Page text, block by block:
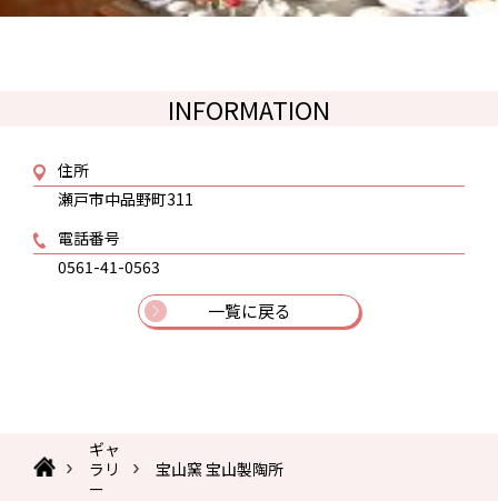
INFORMATION
住所
瀬戸市中品野町311
電話番号
0561-41-0563
一覧に戻る
ギャ
ラリ
ー
宝山窯 宝山製陶所